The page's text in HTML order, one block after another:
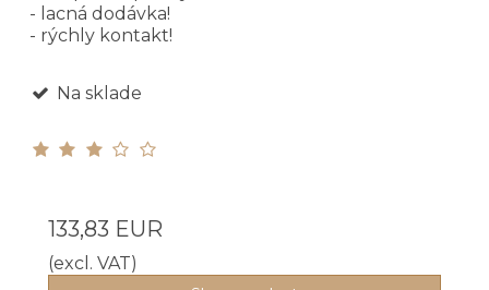
- lacná dodávka!
- rýchly kontakt!
Na sklade
133,83 EUR
(excl. VAT)